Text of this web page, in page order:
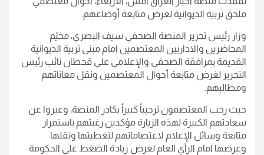
ملحق تربية الديوانية لغرض متابعة أوضاعهم.
وزار رئيس تحرير المنصة الصحفي سيف البصري، مخيّم
المحاضرين والاداريين المعتصمين امام مبنى تربية الديوانية
القديمة بمرافقة الصحفي والإعلامي علي قحطان نائب رئيس
التحرير لغرض متابعة أحوال المعتصمين ونقل معاناتهم
ومطالبهم.
حيث رحب المعتصمون ترحيباً كبيراً بكادر المنصة، وعبروا عن
سعادتهم الكبيرة لهذه الزيارة مؤكدين رغبتهم باستمرار
متابعة وسائل الإعلام لاعتصاماتهم لتغطيتها ونقلها
وعرضها امام الرأي العام لغرض زيادة الضغط على الحكومة